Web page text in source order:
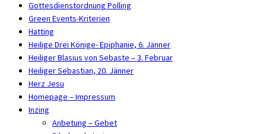
Gottesdienstordnung Polling
Green Events-Kriterien
Hatting
Heilige Drei Könige- Epiphanie, 6. Jänner
Heiliger Blasius von Sebaste – 3. Februar
Heiliger Sebastian, 20. Jänner
Herz Jesu
Homepage – Impressum
Inzing
Anbetung – Gebet